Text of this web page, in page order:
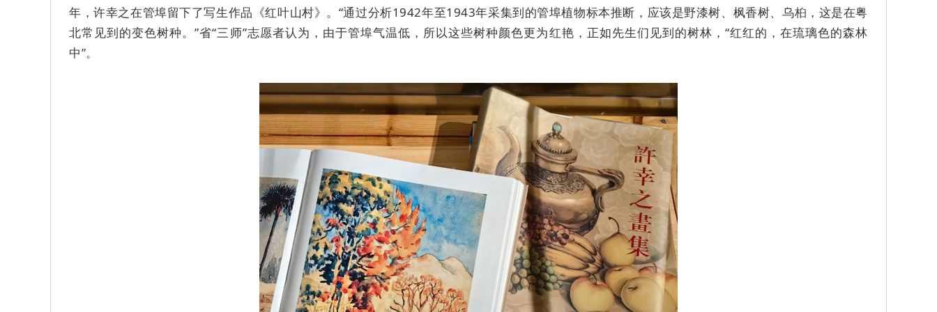
年，许幸之在管埠留下了写生作品《红叶山村》。“通过分析1942年至1943年采集到的管埠植物标本推断，应该是野漆树、枫香树、乌桕，这是在粤
北常见到的变色树种。”省“三师”志愿者认为，由于管埠气温低，所以这些树种颜色更为红艳，正如先生们见到的树林，“红红的，在琉璃色的森林
中”。